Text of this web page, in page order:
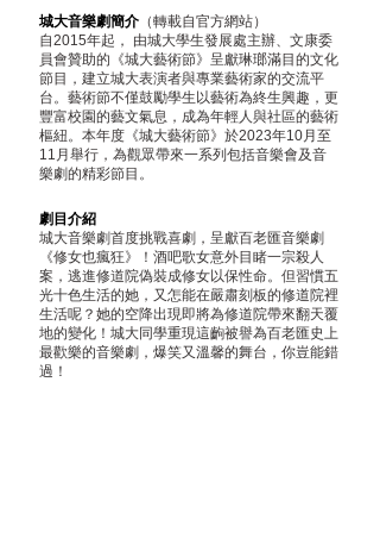
城大音樂劇簡介 （轉載自官方網站）
自2015年起， 由城大學生發展處主辦、文康委
員會贊助的《城大藝術節》呈獻琳瑯滿目的文化
節目，建立城大表演者與專業藝術家的交流平
台。藝術節不僅鼓勵學生以藝術為終生興趣，更
豐富校園的藝文氣息，成為年輕人與社區的藝術
樞紐。本年度《城大藝術節》於2023年10月至
11月舉行，為觀眾帶來一系列包括音樂會及音
樂劇的精彩節目。
劇目介紹
城大音樂劇首度挑戰喜劇，呈獻百老匯音樂劇
《修女也瘋狂》！酒吧歌女意外目睹一宗殺人
案，逃進修道院偽裝成修女以保性命。但習慣五
光十色生活的她，又怎能在嚴肅刻板的修道院裡
生活呢？她的空降出現即將為修道院帶來翻天覆
地的變化！城大同學重現這齣被譽為百老匯史上
最歡樂的音樂劇，爆笑又溫馨的舞台，你豈能錯
過！